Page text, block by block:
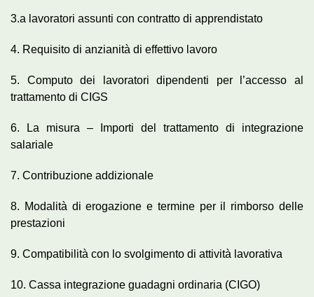
3.a lavoratori assunti con contratto di apprendistato
4. Requisito di anzianità di effettivo lavoro
5. Computo dei lavoratori dipendenti per l’accesso al
trattamento di CIGS
6. La misura – Importi del trattamento di integrazione
salariale
7. Contribuzione addizionale
8. Modalità di erogazione e termine per il rimborso delle
prestazioni
9. Compatibilità con lo svolgimento di attività lavorativa
10. Cassa integrazione guadagni ordinaria (CIGO)